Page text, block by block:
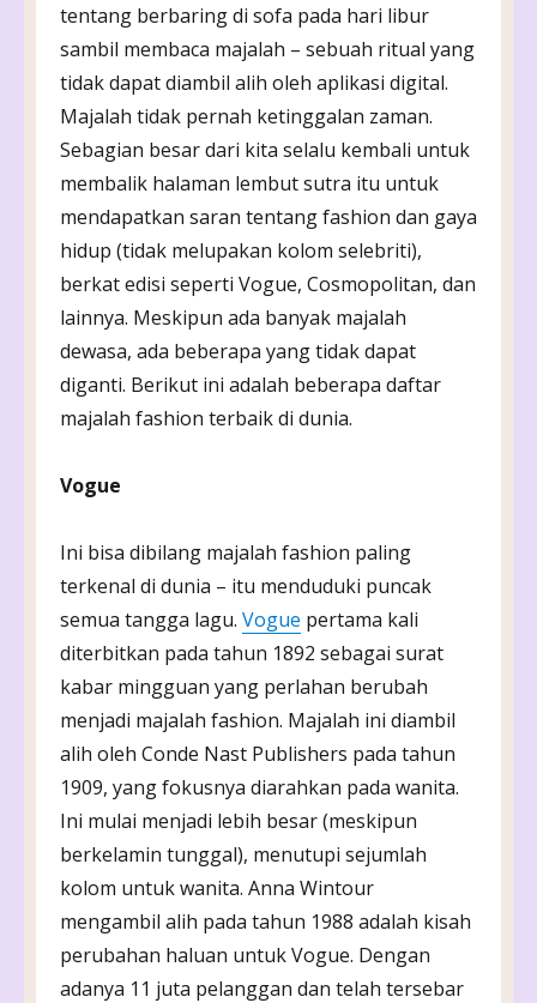
tentang berbaring di sofa pada hari libur
sambil membaca majalah – sebuah ritual yang
tidak dapat diambil alih oleh aplikasi digital.
Majalah tidak pernah ketinggalan zaman.
Sebagian besar dari kita selalu kembali untuk
membalik halaman lembut sutra itu untuk
mendapatkan saran tentang fashion dan gaya
hidup (tidak melupakan kolom selebriti),
berkat edisi seperti Vogue, Cosmopolitan, dan
lainnya. Meskipun ada banyak majalah
dewasa, ada beberapa yang tidak dapat
diganti. Berikut ini adalah beberapa daftar
majalah fashion terbaik di dunia.
Vogue
Ini bisa dibilang majalah fashion paling
terkenal di dunia – itu menduduki puncak
semua tangga lagu. Vogue pertama kali
diterbitkan pada tahun 1892 sebagai surat
kabar mingguan yang perlahan berubah
menjadi majalah fashion. Majalah ini diambil
alih oleh Conde Nast Publishers pada tahun
1909, yang fokusnya diarahkan pada wanita.
Ini mulai menjadi lebih besar (meskipun
berkelamin tunggal), menutupi sejumlah
kolom untuk wanita. Anna Wintour
mengambil alih pada tahun 1988 adalah kisah
perubahan haluan untuk Vogue. Dengan
adanya 11 juta pelanggan dan telah tersebar